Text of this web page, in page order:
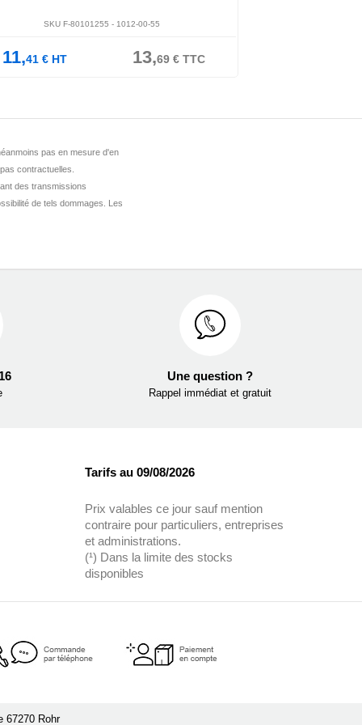
SKU F-80101255 - 1012-00-55
11,41€HT 13,69 € TTC
pas en mesure d'en
contractuelles.
des transmissions
de tels dommages. Les
Une question ?
Rappel immédiat et gratuit
Tarifs au 09/08/2026
Prix valables ce jour sauf mention
contraire pour particuliers, entreprises
et administrations.
(¹) Dans la limite des stocks
disponibles
67270 Rohr